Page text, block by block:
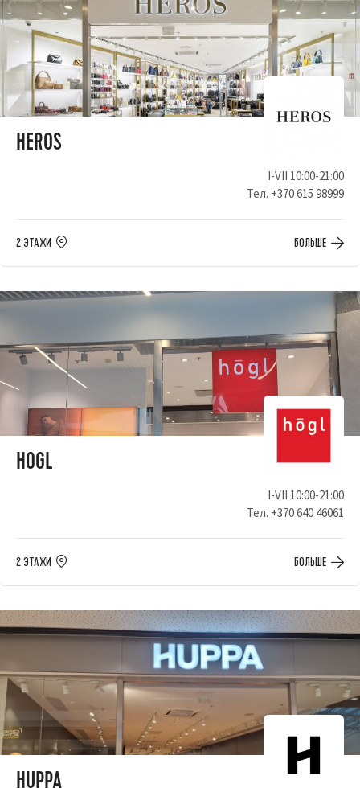
HEROS
I-VII 10:00-21:00
Тел. +370 615 98999
2 ЭТАЖИ БОЛЬШЕ
HOGL
I-VII 10:00-21:00
Тел. +370 640 46061
2 ЭТАЖИ БОЛЬШЕ
HUPPA